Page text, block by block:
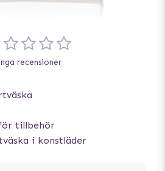
tillbehör
i konstläder
recensioner